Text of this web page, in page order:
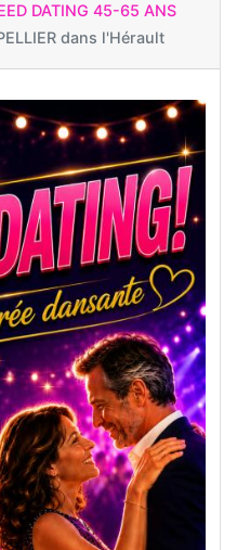
DATING 45-65 ANS
dans l'Hérault